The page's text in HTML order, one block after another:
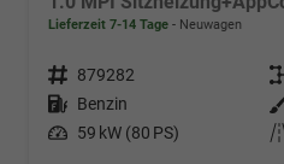
Lieferzeit 7-14 Tage Neuwagen
Fahrzeugnr. 879282
Kraftstoff Benzin
Leistung 59 kW (80 PS)